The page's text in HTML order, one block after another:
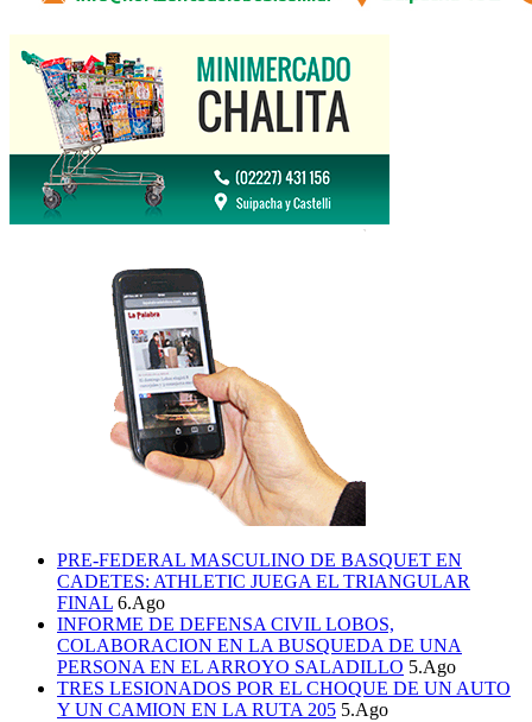
PRE-FEDERAL MASCULINO DE BASQUET EN
CADETES: ATHLETIC JUEGA EL TRIANGULAR
FINAL 6.Ago
INFORME DE DEFENSA CIVIL LOBOS,
COLABORACION EN LA BUSQUEDA DE UNA
PERSONA EN EL ARROYO SALADILLO 5.Ago
TRES LESIONADOS POR EL CHOQUE DE UN AUTO
Y UN CAMION EN LA RUTA 205 5.Ago